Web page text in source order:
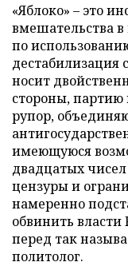
«Яблоко» – это
вмешательства
по
дестабилизация
носит
стороны, партию
рупор,
имеющуюся
двадцатых
цензуры и
намеренно
обвинить власти
перед так
политолог.